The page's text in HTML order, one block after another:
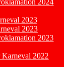
2024
2023
2023
2023
2022